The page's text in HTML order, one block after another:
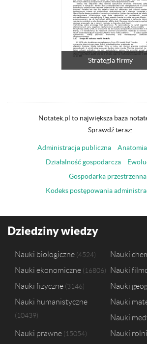
Strategia firmy
Notatek.pl to największa baza
Sprawdź teraz:
Administracja publiczna
Działalność gospodarcza
Gospodarka przestrzenna
Kodeks postępowania
Dziedziny wiedzy
Nauki biologiczne 4524 Nauki
Nauki ekonomiczne 16806 Nauki
Nauki fizyczne 3146 Nauki
Nauki humanistyczne
10439
Nauki
Nauki
Nauki prawne 15054 Nauki